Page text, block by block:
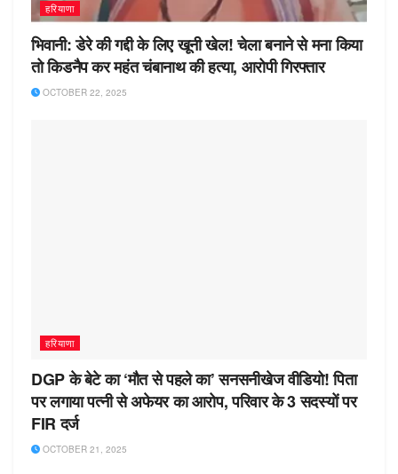
हरियाणा
भिवानी: डेरे की गद्दी के लिए खूनी खेल! चेला बनाने से मना किया
तो किडनैप कर महंत चंबानाथ की हत्या, आरोपी गिरफ्तार
OCTOBER 22, 2025
हरियाणा
DGP के बेटे का ‘मौत से पहले का’ सनसनीखेज वीडियो! पिता
पर लगाया पत्नी से अफेयर का आरोप, परिवार के 3 सदस्यों पर
FIR दर्ज
OCTOBER 21, 2025